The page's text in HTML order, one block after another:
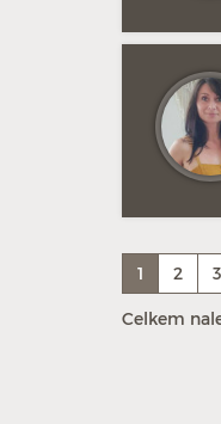
1 2 3
Celkem